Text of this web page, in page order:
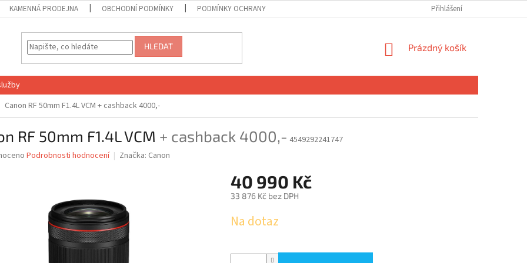
KAMENNÁ PRODEJNA OBCHODNÍ PODMÍNKY PODMÍNKY OCHRANY OSOBNÍCH ÚDAJŮ Přihlášení
HLEDAT
NÁKUPNÍ
Prázdný košík
Canon RF 50mm F1.4L VCM + cashback 4000,-
RF 50mm F1.4L VCM + cashback 4000,- 4549292241747
Podrobnosti hodnocení Značka: Canon
40 990 Kč
33 876 Kč bez DPH
cena:
Na dotaz